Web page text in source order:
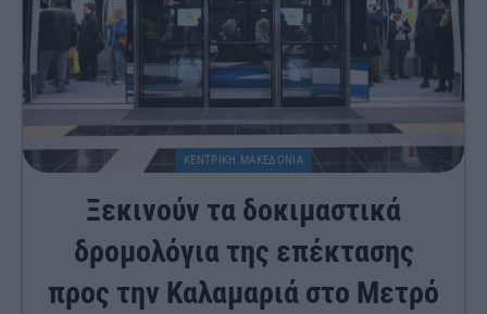
ΚΕΝΤΡΙΚΗ ΜΑΚΕΔΟΝΙΑ
Ξεκινούν τα δοκιμαστικά
δρομολόγια της επέκτασης
προς την Καλαμαριά στο Μετρό